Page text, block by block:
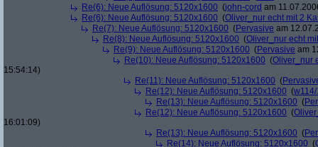
Re(6): Neue Auflösung: 5120x1600 (john-cord am
Re(6): Neue Auflösung: 5120x1600 (Oliver_nur echt mit 2
Re(7): Neue Auflösung: 5120x1600 (Pervasive am
Re(8): Neue Auflösung: 5120x1600 (Oliver_nur echt
Re(9): Neue Auflösung: 5120x1600 (Pervasive am
Re(10): Neue Auflösung: 5120x1600 (Oliver_nur
15:54:14)
Re(11): Neue Auflösung: 5120x1600 (
Re(12): Neue Auflösung: 5120x1600 (
Re(13): Neue Auflösung: 5120x1600 (
Re(12): Neue Auflösung: 5120x1600 (
16:01:09)
Re(13): Neue Auflösung: 5120x1600 (
Re(14): Neue Auflösung: 5120x1600 (